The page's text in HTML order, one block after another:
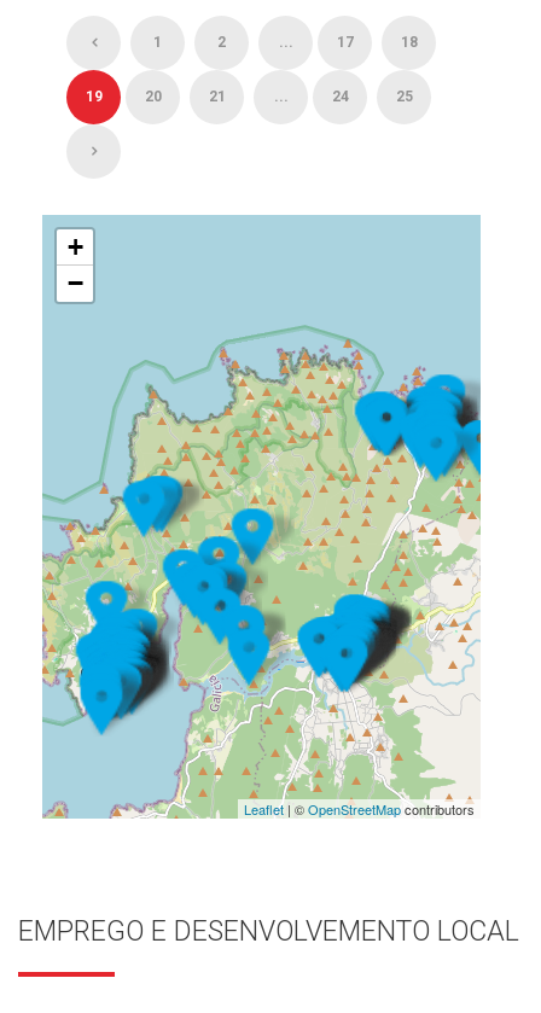
1 2 ... 17 18
19 20 21 ... 24 25
+
−
Leaflet| ©OpenStreetMapcontributors
EMPREGO E DESENVOLVEMENTO LOCAL